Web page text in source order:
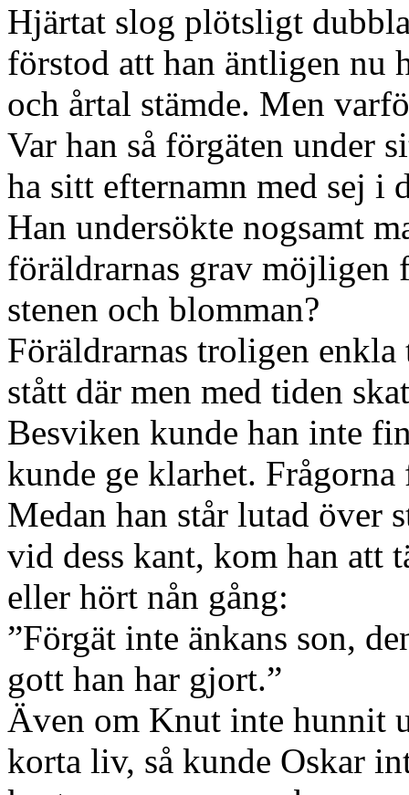
Hjärtat slog plötsligt
förstod att han äntligen nu
och årtal stämde. Men
Var han så förgäten under
ha sitt efternamn med sej i
Han undersökte nogsamt
föräldrarnas grav möjligen
stenen och blomman?
Föräldrarnas troligen enkla
stått där men med tiden
Besviken kunde han inte
kunde ge klarhet.
Medan han står lutad över
vid dess kant, kom han att
eller hört nån gång:
”Förgät inte änkans son,
gott han har gjort.”
Även om Knut inte hunnit
korta liv, så kunde Oskar